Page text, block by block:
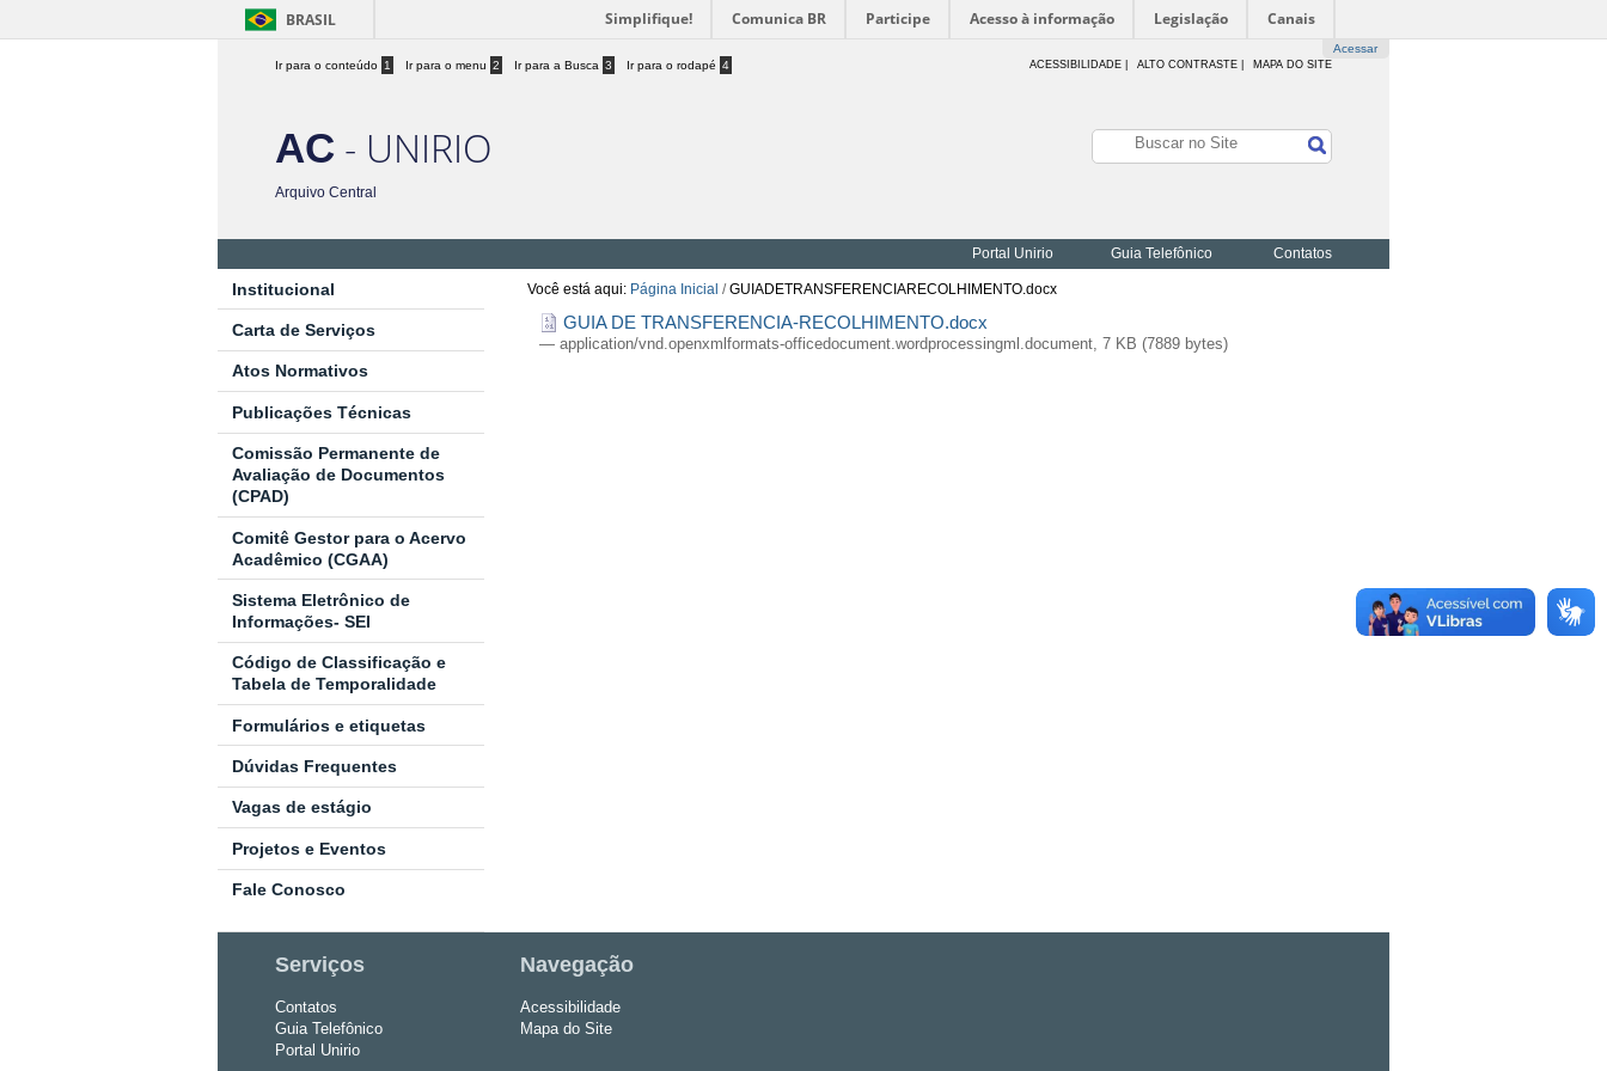
BRASIL Simplifique! Comunica BR Participe Acesso à informação Legislação Canais
Acessar
Ir para o conteúdo 1 Ir para o menu 2 Ir para a Busca 3 Ir para o rodapé 4 ACESSIBILIDADE ALTO CONTRASTE | MAPA DO SITE
AC - UNIRIO
Arquivo Central
Portal Unirio Guia Telefônico Contatos
Você está aqui: Página Inicial /GUIADETRANSFERENCIARECOLHIMENTO.docx
GUIA DE TRANSFERENCIA-RECOLHIMENTO.docx
— application/vnd.openxmlformats-officedocument.wordprocessingml.document, 7 KB (7889 bytes)
Institucional
Carta de Serviços
Atos Normativos
Publicações Técnicas
Comissão Permanente de
Avaliação de Documentos
(CPAD)
Comitê Gestor para o Acervo
Acadêmico (CGAA)
Sistema Eletrônico de
Informações- SEI
Código de Classificação e
Tabela de Temporalidade
Formulários e etiquetas
Dúvidas Frequentes
Vagas de estágio
Projetos e Eventos
Fale Conosco
Serviços
Contatos
Guia Telefônico
Portal Unirio
Navegação
Acessibilidade
Mapa do Site